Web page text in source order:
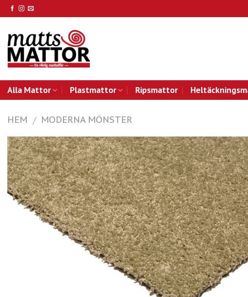
Skip
to
Alla Mattor Plastmattor Ripsmattor
HEM / MODERNA MÖNSTER